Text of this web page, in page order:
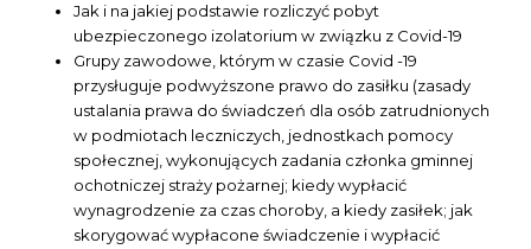
Jak i na jakiej podstawie rozliczyć pobyt
ubezpieczonego izolatorium w związku z Covid-19
Grupy zawodowe, którym w czasie Covid -19
przysługuje podwyższone prawo do zasiłku (zasady
ustalania prawa do świadczeń dla osób zatrudnionych
w podmiotach leczniczych, jednostkach pomocy
społecznej, wykonujących zadania członka gminnej
ochotniczej straży pożarnej; kiedy wypłacić
wynagrodzenie za czas choroby, a kiedy zasiłek; jak
skorygować wypłacone świadczenie i wypłacić